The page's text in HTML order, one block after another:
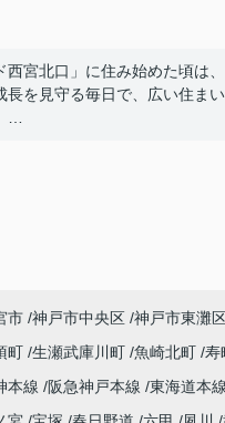
西宮北口」に住み始めた頃は、
長を見守る毎日で、広い住まい
くなりました。
いへ住み替えることを決めまし
市 神戸市中央区 神戸市東灘
町 生瀬武庫川町 魚崎北町 寿
本線 阪急神戸本線 東海道本線